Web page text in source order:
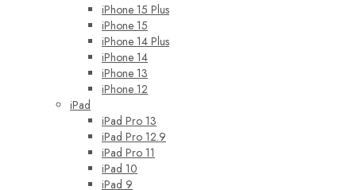
iPhone 15 Plus
iPhone 15
iPhone 14 Plus
iPhone 14
iPhone 13
iPhone 12
iPad
iPad Pro 13
iPad Pro 12.9
iPad Pro 11
iPad 10
iPad 9